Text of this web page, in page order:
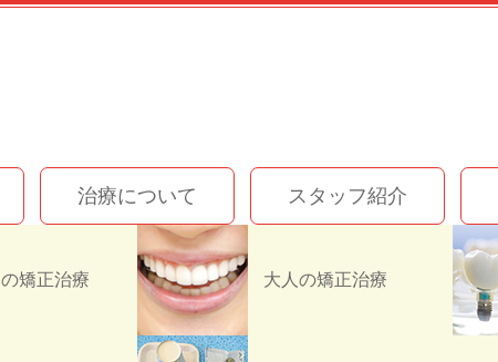
リニック
治療について
矯正治療 大人の矯正治療
スタッフ紹介
7EB9-484E-